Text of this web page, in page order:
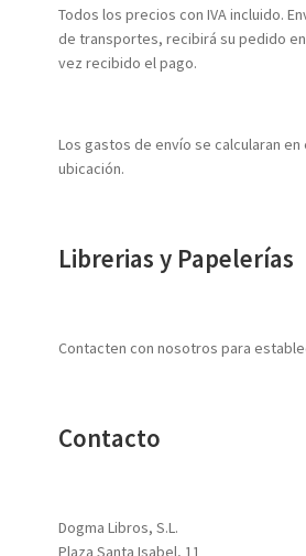
Todos los precios con IVA incluido.
de transportes, recibirá su pedido
vez recibido el pago.
Los gastos de envío se calcularan
ubicación.
Librerias y Papelerías
Contacten con nosotros para
Contacto
Dogma Libros, S.L.
Plaza Santa Isabel, 11